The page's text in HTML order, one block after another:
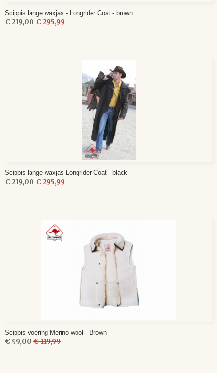
Scippis lange waxjas - Longrider Coat - brown
€ 219,00 € 295,99
Scippis lange waxjas Longrider Coat - black
€ 219,00 € 295,99
Scippis voering Merino wool - Brown
€ 99,00 € 119,99